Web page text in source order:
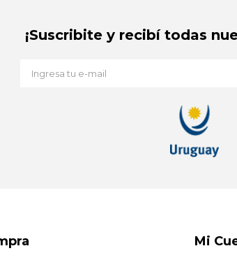
Mi
¡Suscribite y recibí todas